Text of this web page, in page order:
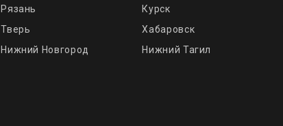
Рязань Курск
Тверь Хабаровск
Нижний Новгород Нижний Тагил